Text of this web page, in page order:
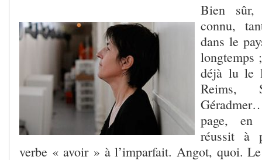
Bien
connu,
dans le
longtemps
déjà lu le
Reims,
page,
réussit à
verbe « avoir » à l’imparfait. Angot, quoi.